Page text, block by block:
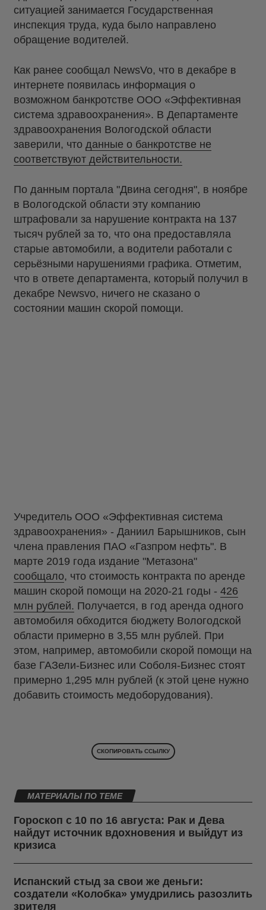
ситуацией занимается Государственная
инспекция труда, куда было направлено
обращение водителей.
Как ранее сообщал NewsVo, что в декабре в
интернете появилась информация о
возможном банкротстве ООО «Эффективная
система здравоохранения». В Департаменте
здравоохранения Вологодской области
заверили, что данные о банкротстве не
соответствуют действительности.
По данным портала "Двина сегодня", в ноябре
в Вологодской области эту компанию
штрафовали за нарушение контракта на 137
тысяч рублей за то, что она предоставляла
старые автомобили, а водители работали с
серьёзными нарушениями графика. Отметим,
что в ответе департамента, который получил в
декабре Newsvo, ничего не сказано о
состоянии машин скорой помощи.
Учредитель ООО «Эффективная система
здравоохранения» - Даниил Барышников, сын
члена правления ПАО «Газпром нефть". В
марте 2019 года издание "Метазона"
сообщало, что стоимость контракта по аренде
машин скорой помощи на 2020-21 годы - 426
млн рублей. Получается, в год аренда одного
автомобиля обходится бюджету Вологодской
области примерно в 3,55 млн рублей. При
этом, например, автомобили скорой помощи на
базе ГАЗели-Бизнес или Соболя-Бизнес стоят
примерно 1,295 млн рублей (к этой цене нужно
добавить стоимость медоборудования).
СКОПИРОВАТЬ ССЫЛКУ
МАТЕРИАЛЫ ПО ТЕМЕ
Гороскоп с 10 по 16 августа: Рак и Дева
найдут источник вдохновения и выйдут из
кризиса
Испанский стыд за свои же деньги:
создатели «Колобка» умудрились разозлить
зрителя